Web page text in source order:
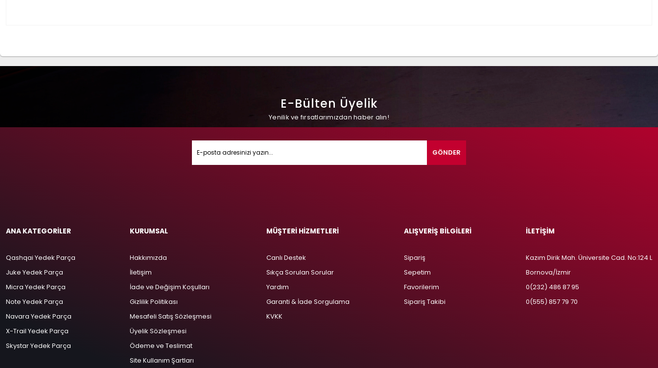
E-Bülten Üyelik
Yenilik ve fırsatlarımızdan haber alın!
GÖNDER
ANA KATEGORİLER
Qashqai Yedek Parça
Juke Yedek Parça
Micra Yedek Parça
Note Yedek Parça
Navara Yedek Parça
X-Trail Yedek Parça
Skystar Yedek Parça
KURUMSAL
Hakkımızda
İletişim
İade ve Değişim Koşulları
Gizlilik Politikası
Mesafeli Satış Sözleşmesi
Üyelik Sözleşmesi
Ödeme ve Teslimat
Site Kullanım Şartları
MÜŞTERİ HİZMETLERİ
Canlı Destek
Sıkça Sorulan Sorular
Yardım
Garanti & İade Sorgulama
KVKK
ALIŞVERİŞ BİLGİLERİ
Sipariş
Sepetim
Favorilerim
Sipariş Takibi
İLETİŞİM
Kazım Dirik Mah. Üniversite Cad. No:124 L
Bornova/İzmir
0(232) 486 87 95
0(555) 857 79 70